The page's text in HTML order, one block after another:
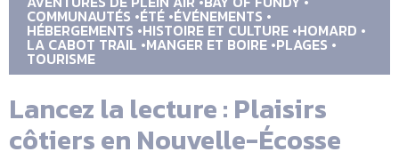
COMMUNAUTÉS ÉTÉ ÉVÉNEMENTS
HÉBERGEMENTS HISTOIRE ET CULTURE HOMARD
LA CABOT TRAIL MANGER ET BOIRE PLAGES
TOURISME
Lancez la lecture : Plaisirs
côtiers en Nouvelle-Écosse